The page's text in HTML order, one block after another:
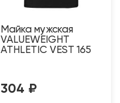
Майка мужская
VALUEWEIGHT
ATHLETIC VEST 165
304 ₽